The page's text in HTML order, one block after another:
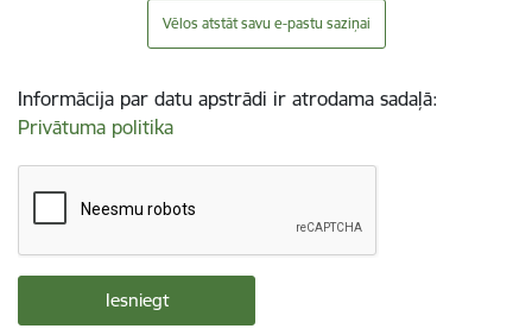
Vēlos atstāt savu e-pastu saziņai
Informācija par datu apstrādi ir atrodama sadaļā:
Privātuma politika